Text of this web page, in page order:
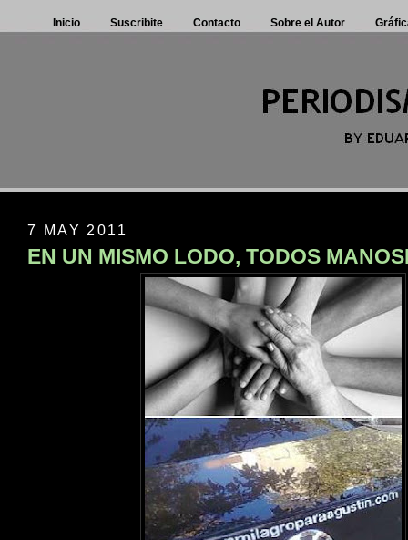
Inicio Suscribite Contacto Sobre el Autor
7 MAY 2011
EN UN MISMO LODO, TODOS